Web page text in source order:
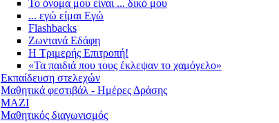
Το όνομα μου είναι ... δικό μου
... εγώ είμαι Εγώ
Flashbacks
Ζωντανά Εδάφη
Η Τριμερής Επιτροπή!
«Τα παιδιά που τους έκλεψαν το χαμόγελο»
Εκπαίδευση στελεχών
Μαθητικά φεστιβάλ - Ημέρες Δράσης
ΜΑΖΙ
Μαθητικός διαγωνισμός